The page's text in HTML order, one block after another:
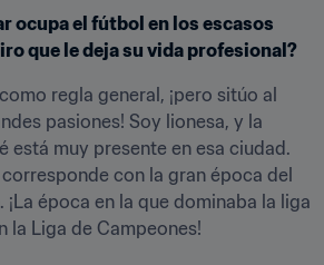
ocupa el fútbol en los escasos
que le deja su vida profesional?
regla general, ¡pero sitúo al
pasiones! Soy lionesa, y la
está muy presente en esa ciudad.
con la gran época del
época en la que dominaba la liga
la Liga de Campeones!